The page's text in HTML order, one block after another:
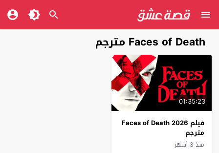
Faces of Death مترجم
01:35:23
فيلم Faces of Death 2026
مترجم
منذ 3 أشهر